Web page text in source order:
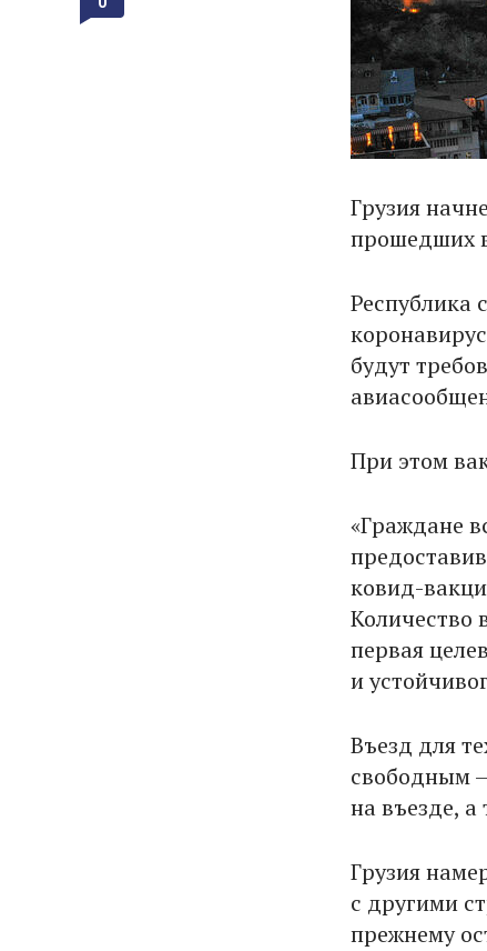
Грузия
прошедших
Республика
будут
При этом
«Граждане
ковид-
Количество
первая
и
Въезд для
свободным
на въезде, а
Грузия
с другими
прежнему